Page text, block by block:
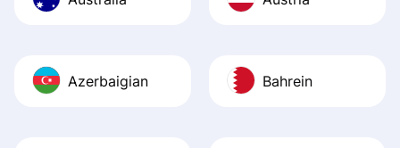
Azerbaigian Bahrein